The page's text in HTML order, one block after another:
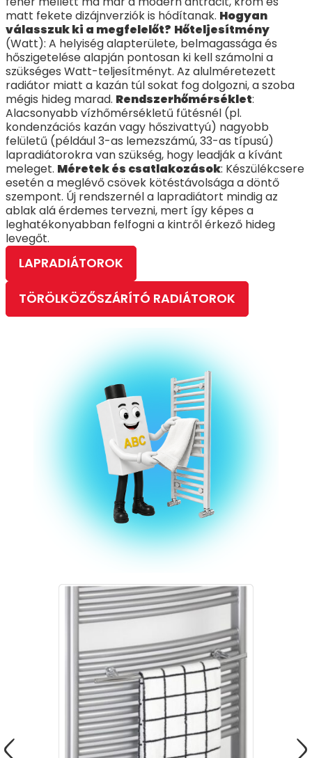
matt fekete dizájnverziók is hódítanak. Hogyan
válasszuk ki a megfelelőt? Hőteljesítmény
(Watt): A helyiség alapterülete, belmagassága és
hőszigetelése alapján pontosan ki kell számolni a
szükséges Watt-teljesítményt. Az alulméretezett
radiátor miatt a kazán túl sokat fog dolgozni, a szoba
mégis hideg marad. Rendszerhőmérséklet:
Alacsonyabb vízhőmérsékletű fűtésnél (pl.
kondenzációs kazán vagy hőszivattyú) nagyobb
felületű (például 3-as lemezszámú, 33-as típusú)
lapradiátorokra van szükség, hogy leadják a kívánt
meleget. Méretek és csatlakozások: Készülékcsere
esetén a meglévő csövek kötéstávolsága a döntő
szempont. Új rendszernél a lapradiátort mindig az
ablak alá érdemes tervezni, mert így képes a
leghatékonyabban felfogni a kintről érkező hideg
levegőt.
LAPRADIÁTOROK
TÖRÖLKÖZŐSZÁRÍTÓ RADIÁTOROK